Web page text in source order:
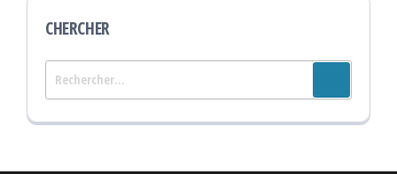
CHERCHER
Rechercher :